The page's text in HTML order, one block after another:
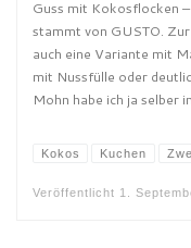
Guss mit Kokosflocken
stammt von GUSTO.
auch eine Variante mit
mit Nussfülle oder
Mohn habe ich ja selber
Kokos Kuchen
Veröffentlicht 1.